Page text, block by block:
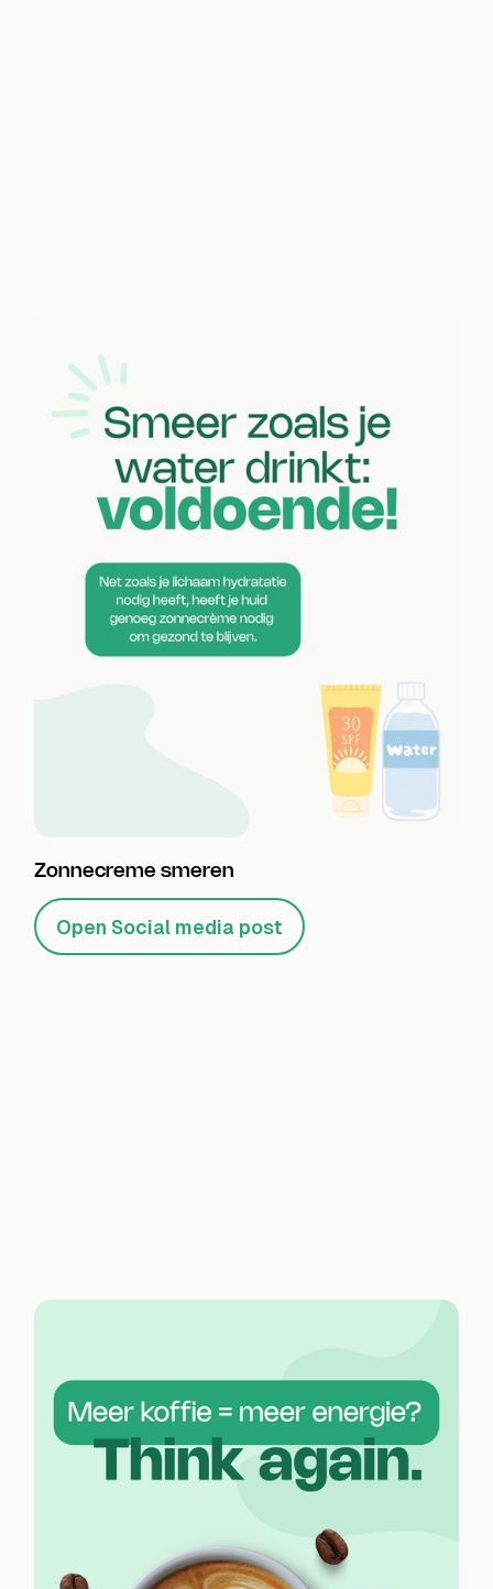
Zonnecreme smeren
Open Social media post